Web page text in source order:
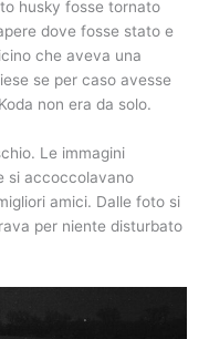
husky fosse tornato
dove fosse stato e
che aveva una
se per caso avesse
non era da solo.
Le immagini
si accoccolavano
amici. Dalle foto si
per niente disturbato